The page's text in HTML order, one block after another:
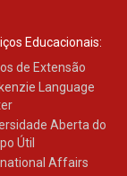
Educacionais:
de Extensão
Language
Aberta do
Útil
Affairs